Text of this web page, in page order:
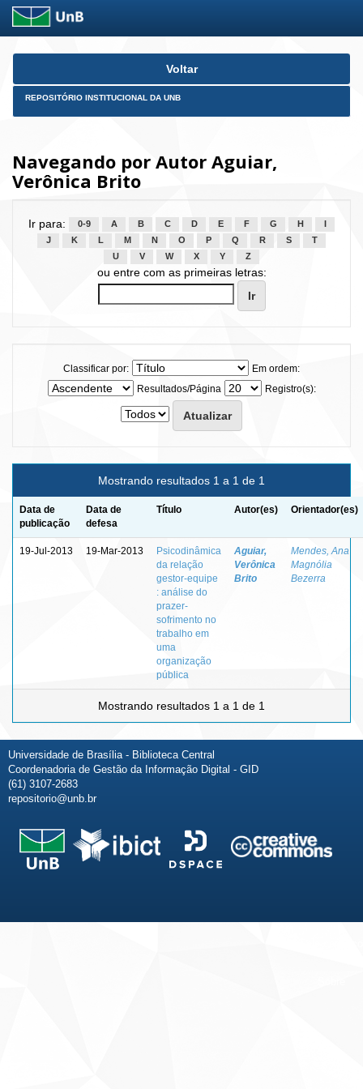
Skip
Voltar
REPOSITÓRIO INSTITUCIONAL DA UNB
Navegando por Autor Aguiar,
Verônica Brito
Ir para: 0-9 A B C D E F G H
J
K L M N O P Q R S
T
U
V W X Y Z
ou entre com as primeiras letras:
Classificar por:
Em ordem:
Resultados/Página
Registro(s):
Mostrando resultados 1 a 1 de 1
Data de
publicação
Data de
defesa
Título Autor(es) Orientador(es)
19-Jul-2013 19-Mar-2013
Psicodinâmica
da relação
gestor-equipe
: análise do
prazer-
sofrimento no
trabalho em
uma
organização
pública
Aguiar,
Verônica
Brito
Mendes, Ana
Magnólia
Bezerra
Mostrando resultados 1 a 1 de 1
Universidade de Brasília - Biblioteca Central
Coordenadoria de Gestão da Informação Digital - GID
(61) 3107-2683
repositorio@unb.br